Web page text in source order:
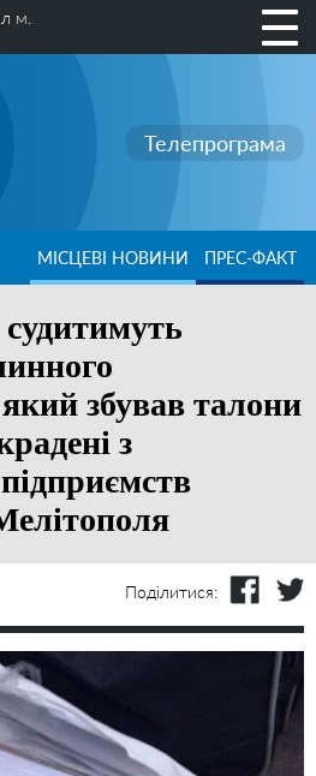
м.
Телепрограма
МІСЦЕВІ НОВИНИ ПРЕС-ФАКТ
збував талони
з
Поділитися: